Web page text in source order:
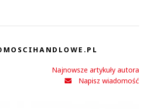
Najnowsze artykuły autora
Napisz wiadomość